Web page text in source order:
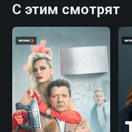
С этим смотрят